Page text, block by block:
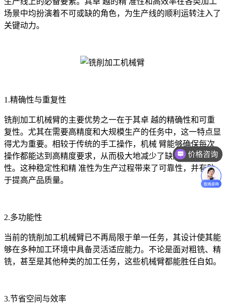
场景中均扮演着不可或缺的角色，为生产线的顺利运转注入了
关键动力。
1.精确性与重复性
铣削加工机械臂的主要优势之一在于其卓 越的精确性和可重
复性。尤其在需要高精度和大规模生产的任务中，这一特点显
得尤为重要。相较于传统的手工操作，机械 臂能够确保每次
操作都能达到高精度要求，从而极大地减少了缺陷产生的可能
性。这种稳定性和精 准性为生产过程带来了可靠性，并有助
于提高产品质量。
2.多功能性
当前的铣削加工机械臂已不再局限于单一任务，其设计使其能
够在多种加工环境中具备灵活适应能力。不论是面对粗铣、精
铣，甚至是其他种类的加工任务，这些机械臂都能胜任自如。
3.节省空间与效率
价格咨询
售后技术支持